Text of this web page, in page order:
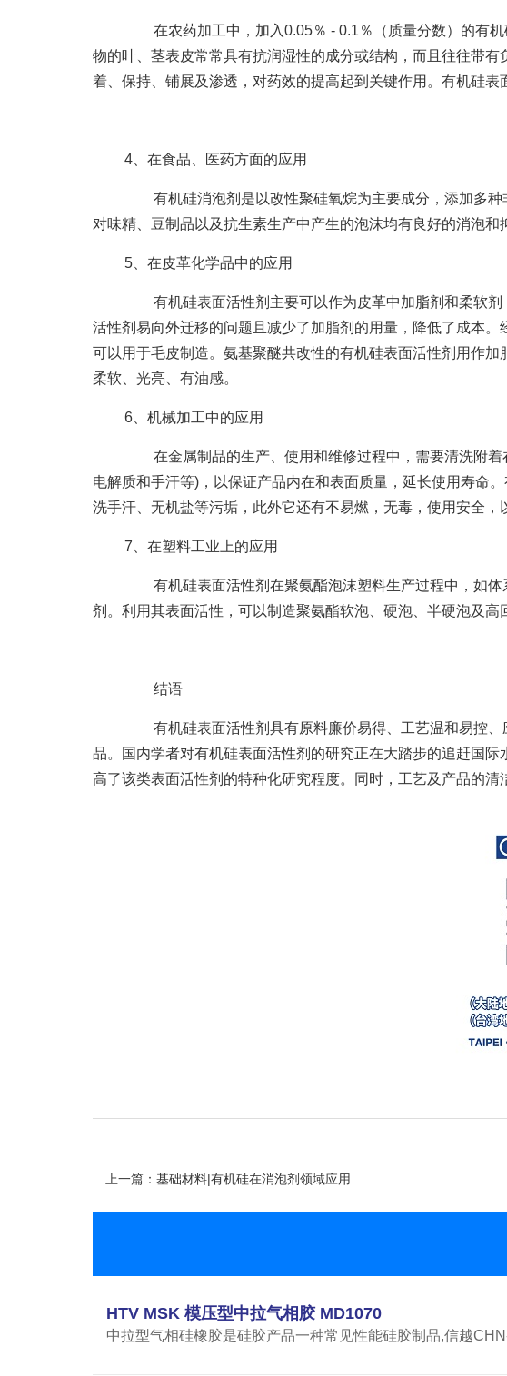
在农药加工中，加入0.05％ - 0.1％（质量分数）的有机
物的叶、茎表皮常常具有抗润湿性的成分或结构，而且往往带
着、保持、铺展及渗透，对药效的提高起到关键作用。有机硅
4、在食品、医药方面的应用
有机硅消泡剂是以改性聚硅氧烷为主要成分，添加多种
对味精、豆制品以及抗生素生产中产生的泡沫均有良好的消泡和
5、在皮革化学品中的应用
有机硅表面活性剂主要可以作为皮革中加脂剂和柔软剂
活性剂易向外迁移的问题且减少了加脂剂的用量，降低了成本
可以用于毛皮制造。氨基聚醚共改性的有机硅表面活性剂用作
柔软、光亮、有油感。
6、机械加工中的应用
在金属制品的生产、使用和维修过程中，需要清洗附着
电解质和手汗等)，以保证产品内在和表面质量，延长使用寿命
洗手汗、无机盐等污垢，此外它还有不易燃，无毒，使用安全
7、在塑料工业上的应用
有机硅表面活性剂在聚氨酯泡沫塑料生产过程中，如体
剂。利用其表面活性，可以制造聚氨酯软泡、硬泡、半硬泡及
结语
有机硅表面活性剂具有原料廉价易得、工艺温和易控、
品。国内学者对有机硅表面活性剂的研究正在大踏步的追赶国
高了该类表面活性剂的特种化研究程度。同时，工艺及产品的清
上一篇：基础材料|有机硅在消泡剂领域应用
HTV MSK 模压型中拉气相胶 MD1070
中拉型气相硅橡胶是硅胶产品一种常见性能硅胶制品,信越